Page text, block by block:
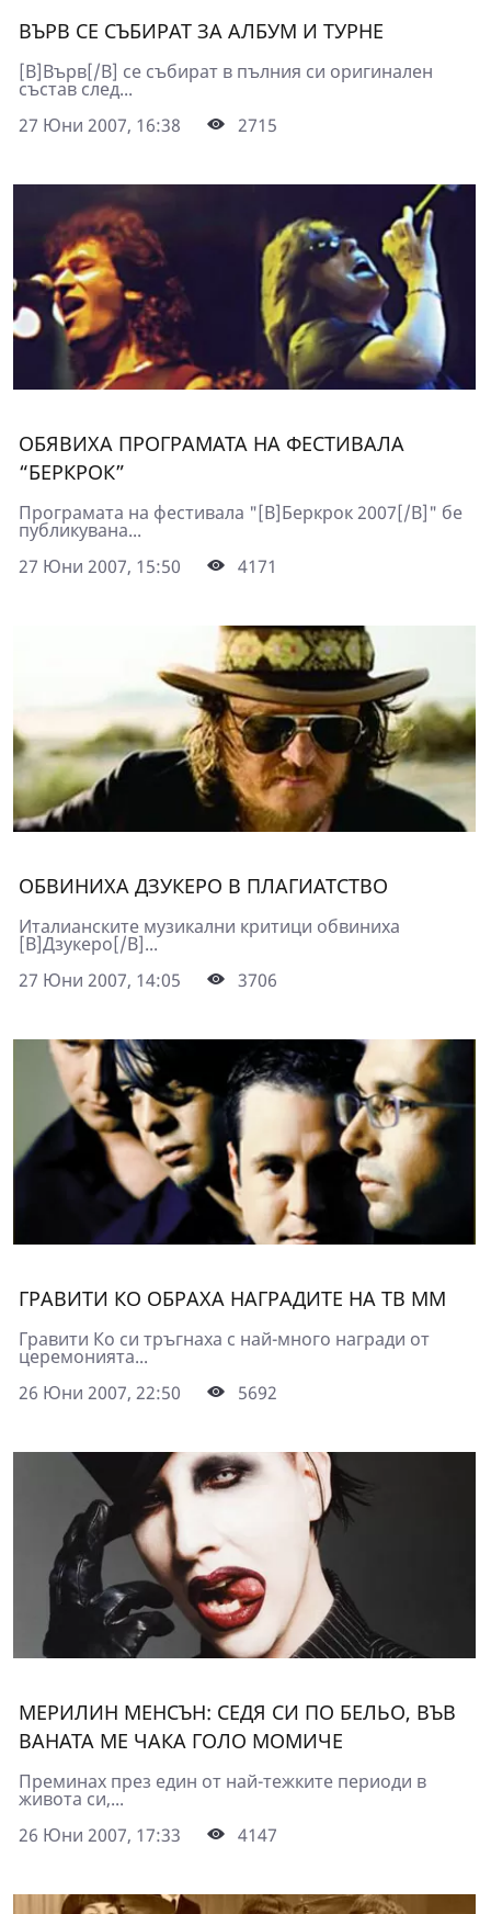
ВЪРВ СЕ СЪБИРАТ ЗА АЛБУМ И ТУРНЕ
[B]Върв[/B] се събират в пълния си оригинален
състав след...
27 Юни 2007, 16:38
2715
ОБЯВИХА ПРОГРАМАТА НА ФЕСТИВАЛА
“БЕРКРОК”
Програмата на фестивала "[B]Беркрок 2007[/B]" бе
публикувана...
27 Юни 2007, 15:50
4171
ОБВИНИХА ДЗУКЕРО В ПЛАГИАТСТВО
Италианските музикални критици обвиниха
[B]Дзукеро[/B]...
27 Юни 2007, 14:05
3706
ГРАВИТИ КО ОБРАХА НАГРАДИТЕ НА ТВ ММ
Гравити Ко си тръгнаха с най-много награди от
церемонията...
26 Юни 2007, 22:50
5692
МЕРИЛИН МЕНСЪН: СЕДЯ СИ ПО БЕЛЬО, ВЪВ
ВАНАТА МЕ ЧАКА ГОЛО МОМИЧЕ
Преминах през един от най-тежките периоди в
живота си,...
26 Юни 2007, 17:33
4147